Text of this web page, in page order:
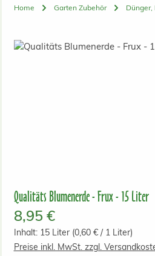
Home Garten Zubehör Dünger,
Bildergalerie überspringen
Qualitäts Blumenerde - Frux - 15 Liter
Regulärer Preis:
8,95 €
Inhalt: 15 Liter (0,60 € / 1 Liter)
Preise inkl. MwSt. zzgl.